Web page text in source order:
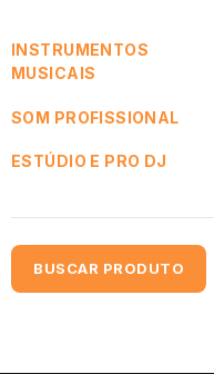
INSTRUMENTOS
MUSICAIS
SOM PROFISSIONAL
ESTÚDIO E PRO DJ
BUSCAR PRODUTO